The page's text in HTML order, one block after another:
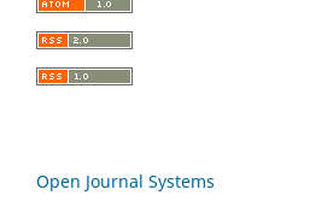
Open Journal Systems